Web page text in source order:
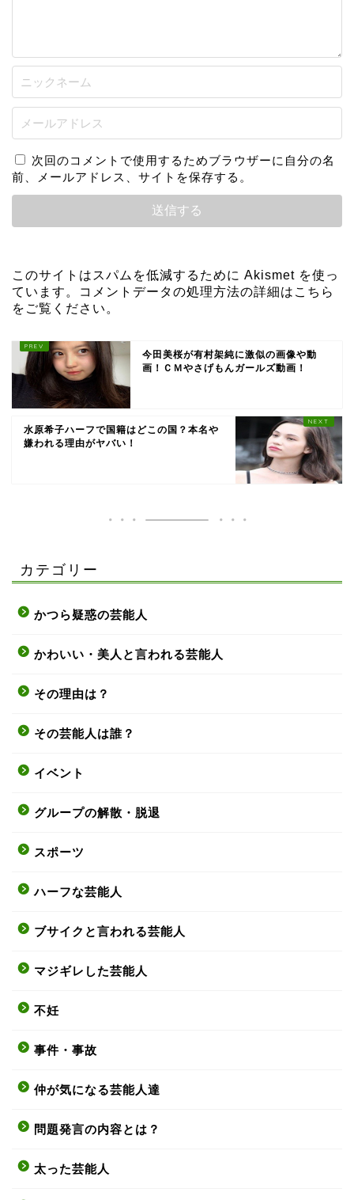
次回のコメントで使用するためブラウザーに自分の名
前、メールアドレス、サイトを保存する。
このサイトはスパムを低減するために Akismet を使っ
ています。
コメントデータの処理方法の詳細はこちら
をご覧ください 。
今田美桜が有村架純に激似の画像や動
画！ＣＭやさげもんガールズ動画！
水原希子ハーフで国籍はどこの国？本名や
嫌われる理由がヤバい！
カテゴリー
かつら疑惑の芸能人
かわいい・美人と言われる芸能人
その理由は？
その芸能人は誰？
イベント
グループの解散・脱退
スポーツ
ハーフな芸能人
ブサイクと言われる芸能人
マジギレした芸能人
不妊
事件・事故
仲が気になる芸能人達
問題発言の内容とは？
太った芸能人